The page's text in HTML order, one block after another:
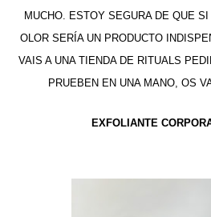
MUCHO. ESTOY SEGURA DE QUE
OLOR SERÍA UN PRODUCTO
VAIS A UNA TIENDA DE RITUALS
PRUEBEN EN UNA MANO, OS
EXFOLIANTE